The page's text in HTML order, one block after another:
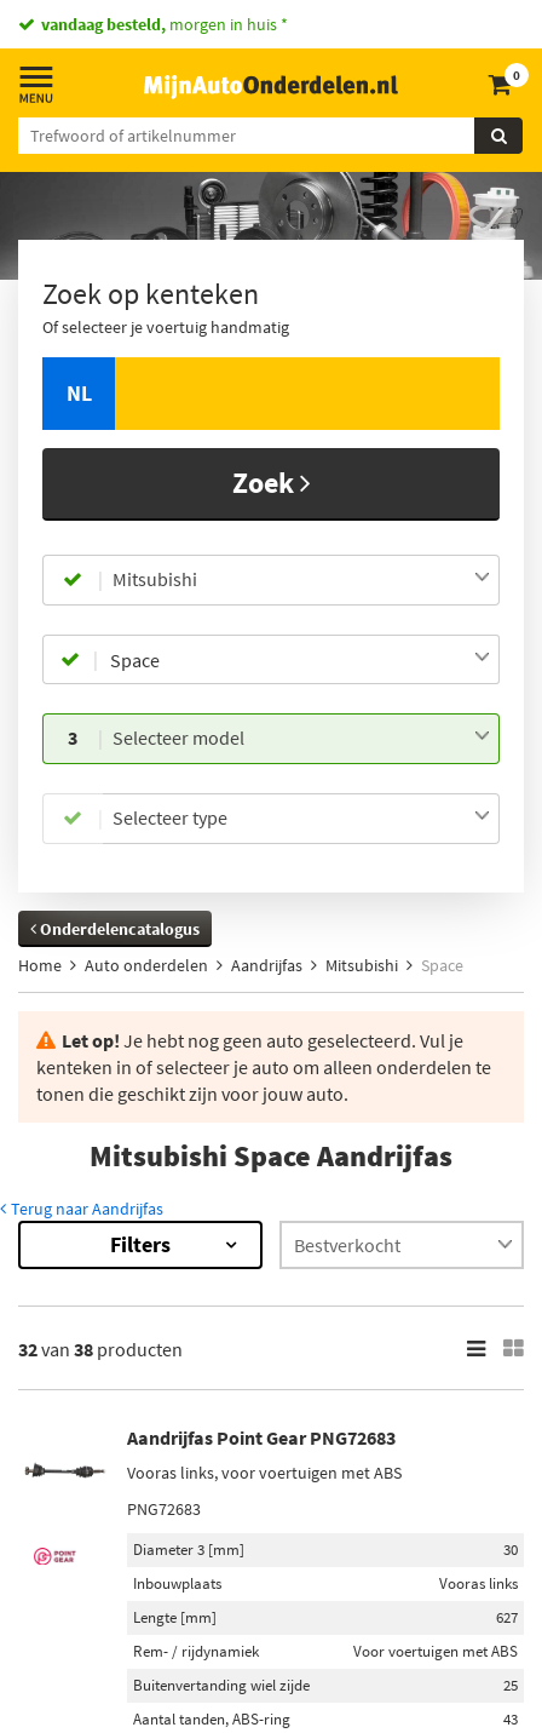
vandaag besteld, morgen in huis *
0
Zoek op kenteken
Of selecteer je voertuig handmatig
NL
Zoek
Mitsubishi
3 Selecteer model
Selecteer type
Onderdelencatalogus
Home
Auto onderdelen Aandrijfas Mitsubishi Space
Let op! Je hebt nog geen auto geselecteerd. Vul je
kenteken in of selecteer je auto om alleen onderdelen te
tonen die geschikt zijn voor jouw auto.
Mitsubishi Space Aandrijfas
Terug naar Aandrijfas
Resultaten
×
Maxgear (1)
Era Benelux (18)
Categorieën
Aandrijfas (36)
Schakelstangbus (2)
Filters
32van 38 producten
Aandrijfas Point Gear PNG72683
Vooras links, voor voertuigen met ABS
PNG72683
Diameter 3 [mm]
30
Inbouwplaats
Vooras links
Lengte [mm]
627
Rem- / rijdynamiek
Voor voertuigen met ABS
Buitenvertanding wiel zijde
25
Aantal tanden, ABS-ring
43